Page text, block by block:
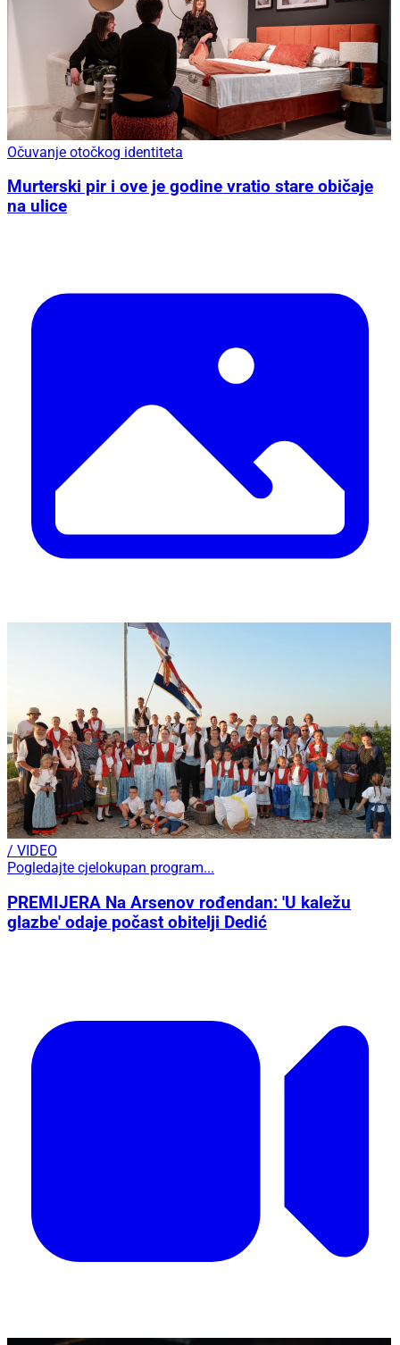
Očuvanje otočkog identiteta
Murterski pir i ove je godine vratio stare običaje
na ulice
/ VIDEO
Pogledajte cjelokupan program...
PREMIJERA Na Arsenov rođendan: 'U kaležu
glazbe' odaje počast obitelji Dedić